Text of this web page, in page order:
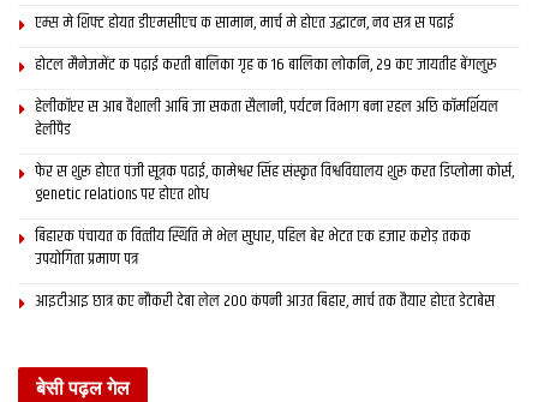
एम्स मे शिफ्ट होयत डीएमसीएच क सामान, मार्च मे होएत उद्घाटन, नव सत्र स पढाई
होटल मैनेजमेंट क पढ़ाई करती बालिका गृह क 16 बालिका लोकनि, 29 कए जायतीह बेंगलुरु
हेलीकॉप्टर स आब वैशाली आबि जा सकता सैलानी, पर्यटन विभाग बना रहल अछि कॉमर्शियल
हेलीपैड
फेर स शुरू होएत पंजी सूत्रक पढाई, कामेश्वर सिंह संस्कृत विश्वविद्यालय शुरू करत डिप्लोमा कोर्स,
genetic relations पर होएत शोध
बिहारक पंचायत क वित्‍तीय स्थिति मे भेल सुधार, पहिल बेर भेटत एक हजार करोड़ तकक
उपयोगिता प्रमाण पत्र
आइटीआइ छात्र कए नौकरी देबा लेल 200 कंपनी आउत बिहार, मार्च तक तैयार होएत डेटाबेस
बेसी पढ़ल गेल